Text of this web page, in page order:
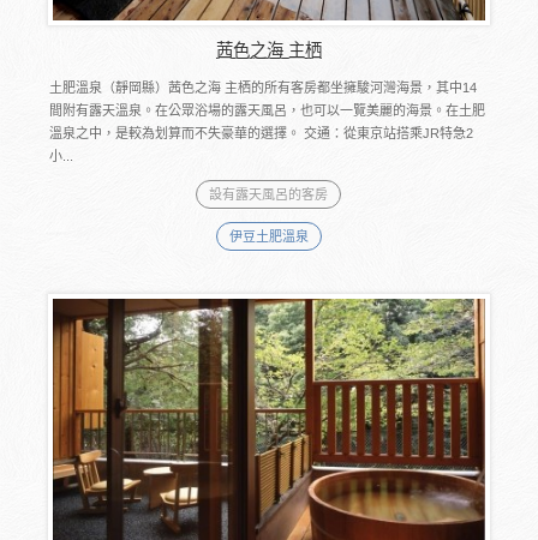
茜色之海 主栖
土肥溫泉（靜岡縣）茜色之海 主栖的所有客房都坐擁駿河灣海景，其中14
間附有露天溫泉。在公眾浴場的露天風呂，也可以一覽美麗的海景。在土肥
溫泉之中，是較為划算而不失豪華的選擇。 交通：從東京站搭乘JR特急2
小...
設有露天風呂的客房
伊豆土肥溫泉